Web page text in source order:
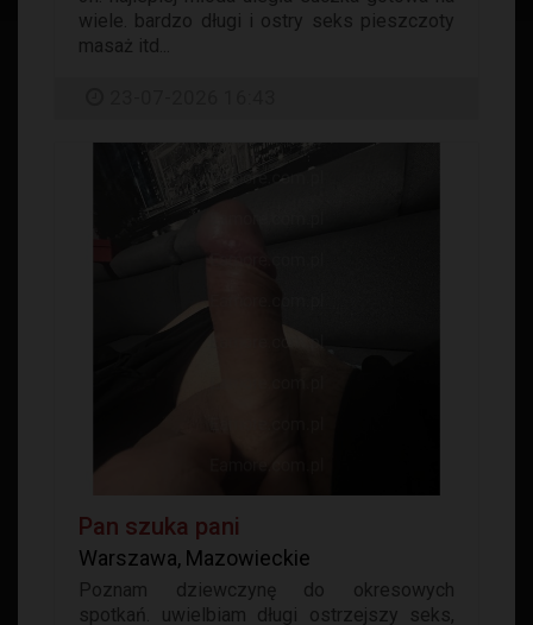
wiele. bardzo długi i ostry seks pieszczoty
masaż itd...
Pan szuka pani
Warszawa, Mazowieckie
Poznam dziewczynę do okresowych
spotkań. uwielbiam długi ostrzejszy seks,